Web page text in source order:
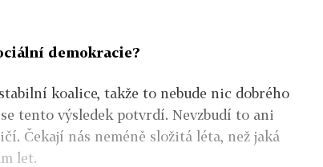
demokracie?
koalice, takže to nebude nic dobrého
tento výsledek potvrdí. Nevzbudí to ani
Čekají nás neméně složitá léta, než jaká
let.